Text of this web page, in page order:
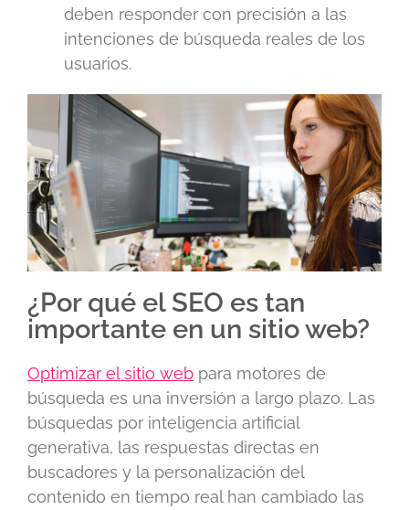
deben responder con precisión a las
intenciones de búsqueda reales de los
usuarios.
¿Por qué el SEO es tan
importante en un sitio web?
Optimizar el sitio web para motores de
búsqueda es una inversión a largo plazo. Las
búsquedas por inteligencia artificial
generativa, las respuestas directas en
buscadores y la personalización del
contenido en tiempo real han cambiado las